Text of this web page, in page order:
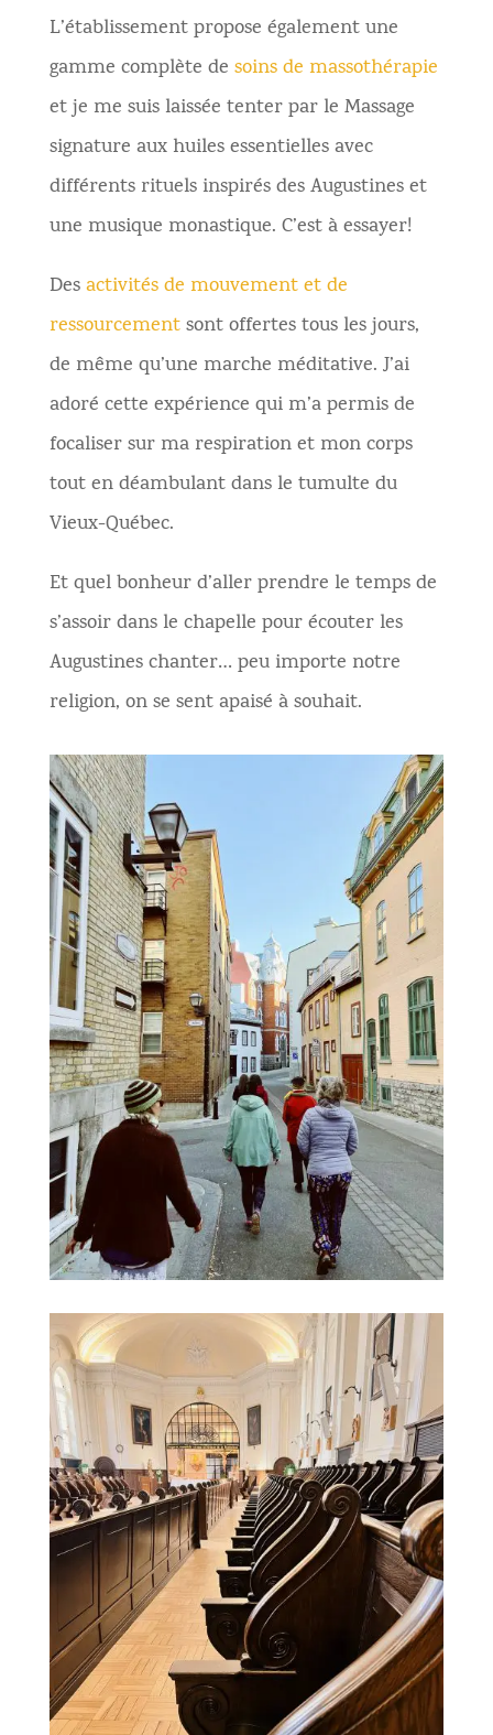
L’établissement propose également une
gamme complète de soins de massothérapie
et je me suis laissée tenter par le Massage
signature aux huiles essentielles avec
différents rituels inspirés des Augustines et
une musique monastique. C’est à essayer!
Desactivités de mouvement et de
ressourcementsont offertes tous les jours,
de même qu’une marche méditative. J’ai
adoré cette expérience qui m’a permis de
focaliser sur ma respiration et mon corps
tout en déambulant dans le tumulte du
Vieux-Québec.
Et quel bonheur d’aller prendre le temps de
s’assoir dans le chapelle pour écouter les
Augustines chanter… peu importe notre
religion, on se sent apaisé à souhait.